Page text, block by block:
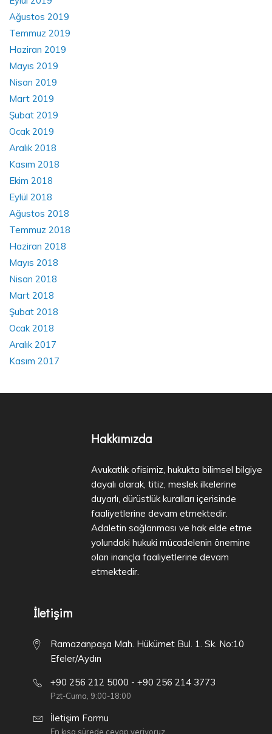
Ağustos 2019
Temmuz 2019
Haziran 2019
Mayıs 2019
Nisan 2019
Mart 2019
Şubat 2019
Ocak 2019
Aralık 2018
Kasım 2018
Ekim 2018
Eylül 2018
Ağustos 2018
Temmuz 2018
Haziran 2018
Mayıs 2018
Nisan 2018
Mart 2018
Şubat 2018
Ocak 2018
Aralık 2017
Kasım 2017
Hakkımızda
Avukatlık ofisimiz, hukukta bilimsel bilgiye
dayalı olarak, titiz, meslek ilkelerine
duyarlı, dürüstlük kuralları içerisinde
faaliyetlerine devam etmektedir.
Adaletin sağlanması ve hak elde etme
yolundaki hukuki mücadelenin önemine
olan inançla faaliyetlerine devam
etmektedir.
İletişim
Ramazanpaşa Mah. Hükümet Bul. 1. Sk. No:10
Efeler/Aydın
+90 256 212 5000 - +90 256 214 3773
Pzt-Cuma, 9:00-18:00
İletişim Formu
En kısa sürede cevap veriyoruz